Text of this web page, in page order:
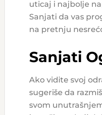
uticaj i najbolje
Sanjati da vas
na pretnju
Sanjati
Ako vidite svoj
sugeriše da
svom